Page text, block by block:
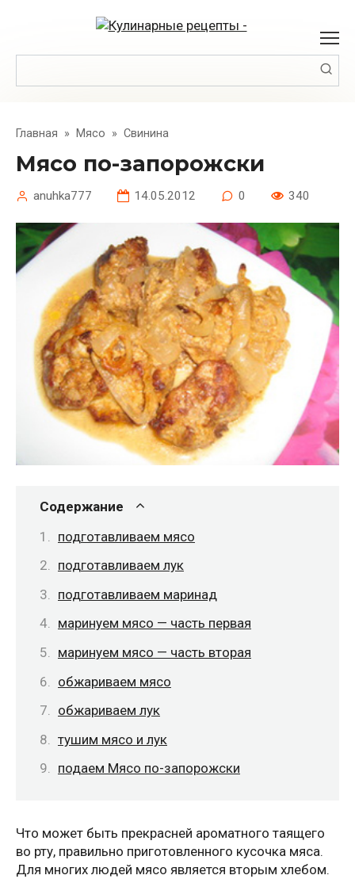
Главная » Мясо » Свинина
Мясо по-запорожски
anuhka777 14.05.2012 0 340
Содержание
подготавливаем мясо
подготавливаем лук
подготавливаем маринад
маринуем мясо — часть первая
маринуем мясо — часть вторая
обжариваем мясо
обжариваем лук
тушим мясо и лук
подаем Мясо по-запорожски
Что может быть прекрасней ароматного таящего
во рту, правильно приготовленного кусочка мяса.
Для многих людей мясо является вторым хлебом.